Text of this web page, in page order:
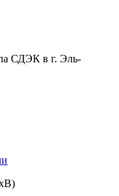
СДЭК в г. Эль-